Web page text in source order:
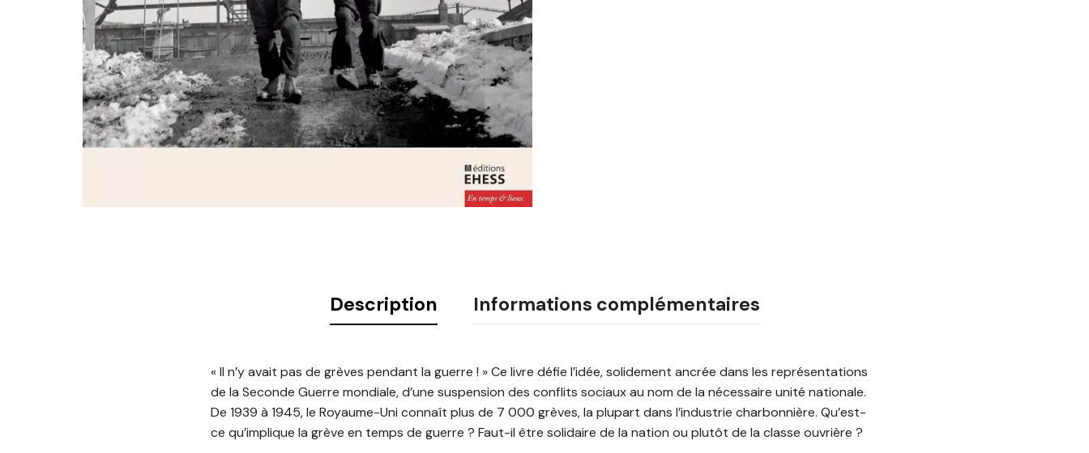
Description Informations complémentaires
« Il n’y avait pas de grèves pendant la guerre ! » Ce livre défie l’idée, solidement ancrée dans les représentations
de la Seconde Guerre mondiale, d’une suspension des conflits sociaux au nom de la nécessaire unité nationale.
De 1939 à 1945, le Royaume-Uni connaît plus de 7 000 grèves, la plupart dans l’industrie charbonnière. Qu’est-
ce qu’implique la grève en temps de guerre ? Faut-il être solidaire de la nation ou plutôt de la classe ouvrière ?